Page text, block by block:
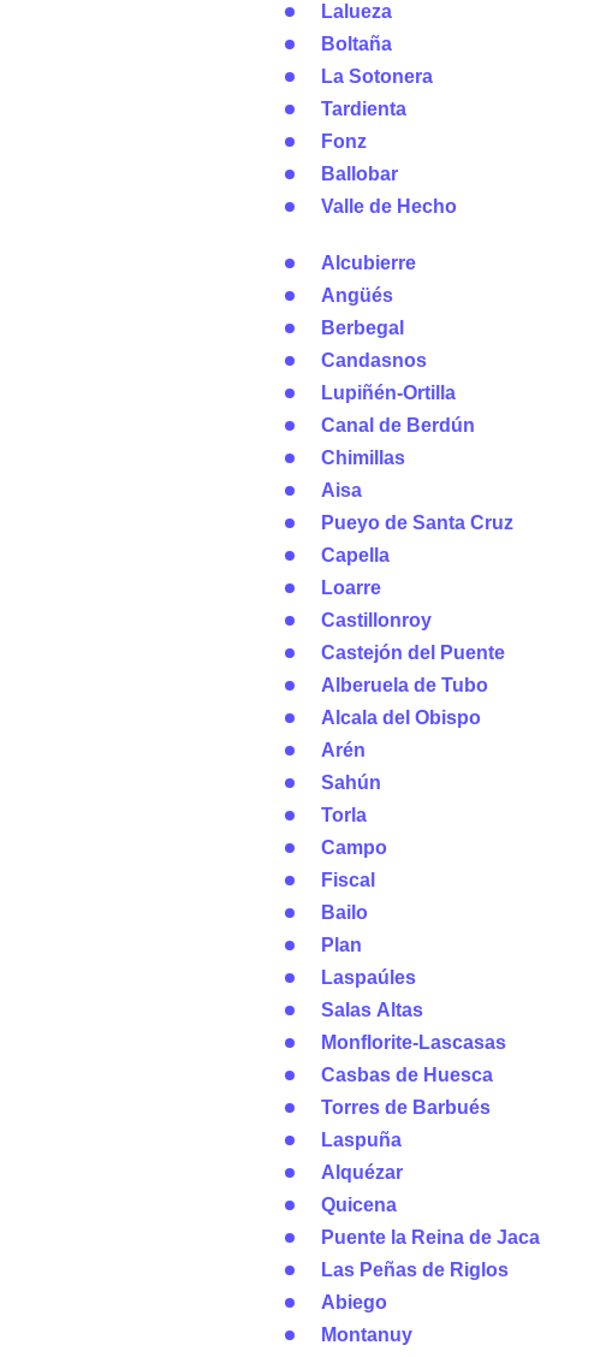
Lalueza
Boltaña
La Sotonera
Tardienta
Fonz
Ballobar
Valle de Hecho
Alcubierre
Angüés
Berbegal
Candasnos
Lupiñén-Ortilla
Canal de Berdún
Chimillas
Aisa
Pueyo de Santa Cruz
Capella
Loarre
Castillonroy
Castejón del Puente
Alberuela de Tubo
Alcala del Obispo
Arén
Sahún
Torla
Campo
Fiscal
Bailo
Plan
Laspaúles
Salas Altas
Monflorite-Lascasas
Casbas de Huesca
Torres de Barbués
Laspuña
Alquézar
Quicena
Puente la Reina de Jaca
Las Peñas de Riglos
Abiego
Montanuy